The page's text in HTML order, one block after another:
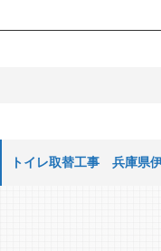
トイレ取替工事 兵庫県